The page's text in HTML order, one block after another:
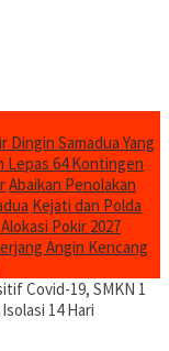
Dingin Samadua Yang
Lepas 64 Kontingen
Abaikan Penolakan
Kejati dan Polda
Pokir 2027
Angin Kencang
Covid-19, SMKN 1
14 Hari